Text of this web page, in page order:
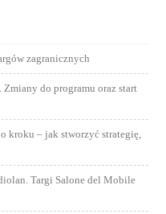
zagranicznych
do programu oraz start
kroku – jak stworzyć strategię,
Targi Salone del Mobile